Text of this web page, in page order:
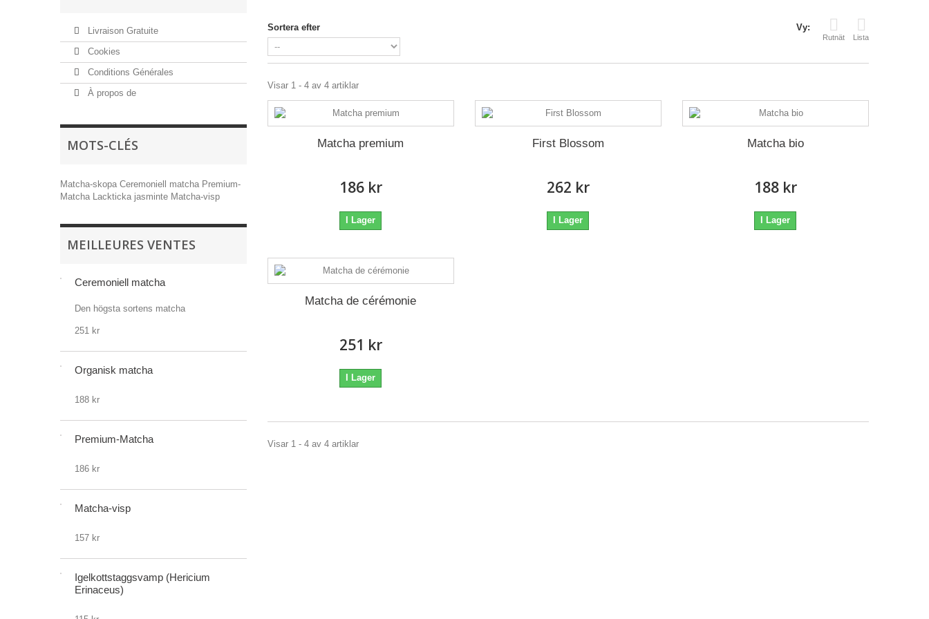
Livraison Gratuite
Cookies
Conditions Générales
À propos de
MOTS-CLÉS
Matcha-skopa Ceremoniell matcha Premium-
Matcha Lackticka jasminte Matcha-visp
MEILLEURES VENTES
Ceremoniell matcha
Den högsta sortens matcha
251 kr
Organisk matcha
188 kr
Premium-Matcha
186 kr
Matcha-visp
157 kr
Igelkottstaggsvamp (Hericium
Erinaceus)
Vy:
Rutnät Lista
Sortera efter
Visar 1 - 4 av 4 artiklar
Matcha premium
186 kr
I Lager
First Blossom
262 kr
I Lager
Matcha bio
188 kr
I Lager
Matcha de cérémonie
251 kr
I Lager
Visar 1 - 4 av 4 artiklar